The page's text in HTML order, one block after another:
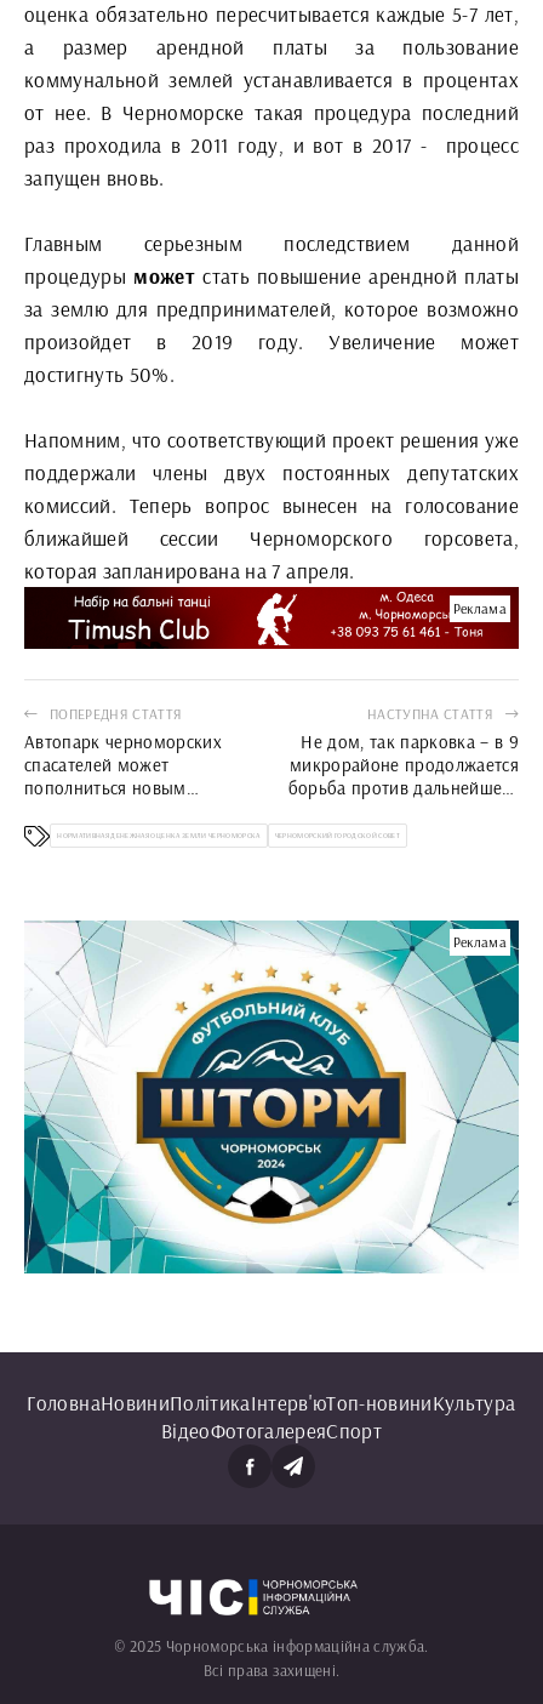
оценка обязательно пересчитывается каждые 5-7 лет,
а размер арендной платы за пользование
коммунальной землей устанавливается в процентах
от нее. В Черноморске такая процедура последний
раз проходила в 2011 году, и вот в 2017 - процесс
запущен вновь.
Главным серьезным последствием данной
процедуры можетстать повышение арендной платы
за землю для предпринимателей, которое возможно
произойдет в 2019 году. Увеличение может
достигнуть 50%.
Напомним, что соответствующий проект решения уже
поддержали члены двух постоянных депутатских
комиссий. Теперь вопрос вынесен на голосование
ближайшей сессии Черноморского горсовета,
которая запланирована на 7 апреля.
Реклама
ПОПЕРЕДНЯ СТАТТЯ
Автопарк черноморских
спасателей может
пополниться новым
НАСТУПНА СТАТТЯ
Не дом, так парковка – в 9
микрорайоне продолжается
борьба против дальнейшего
НОРМАТИВНАЯ ДЕНЕЖНАЯ ОЦЕНКА ЗЕМЛИ ЧЕРНОМОРСКА ЧЕРНОМОРСКИЙ ГОРОДСКОЙ СОВЕТ
Реклама
ГоловнаНовиниПолітикаІнтерв'юТоп-новиниКультура
ВідеоФотогалереяСпорт
© 2025 Чорноморська інформаційна служба.
Всі права захищені.